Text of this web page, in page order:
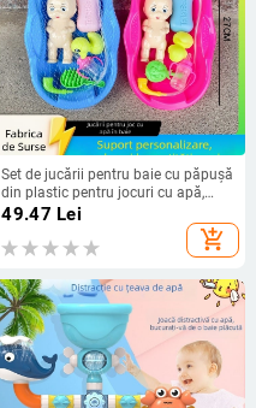
Set de jucării pentru baie cu păpușă
din plastic pentru jocuri cu apă,
destinat copiilor 3–6 ani, ambalaj
în plasă, ghid video disponibil
49.47 Lei
add_shopping_cart